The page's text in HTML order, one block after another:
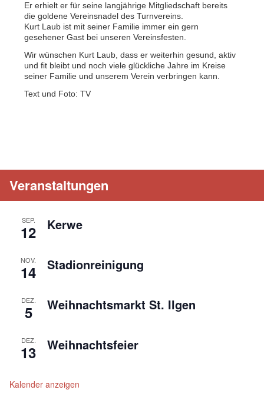
Er erhielt er für seine langjährige Mitgliedschaft bereits
die goldene Vereinsnadel des Turnvereins.
Kurt Laub ist mit seiner Familie immer ein gern
gesehener Gast bei unseren Vereinsfesten.
Wir wünschen Kurt Laub, dass er weiterhin gesund, aktiv
und fit bleibt und noch viele glückliche Jahre im Kreise
seiner Familie und unserem Verein verbringen kann.
Text und Foto: TV
Veranstaltungen
SEP.
12 Kerwe
NOV.
14 Stadionreinigung
DEZ.
5 Weihnachtsmarkt St. Ilgen
DEZ.
13 Weihnachtsfeier
Kalender anzeigen